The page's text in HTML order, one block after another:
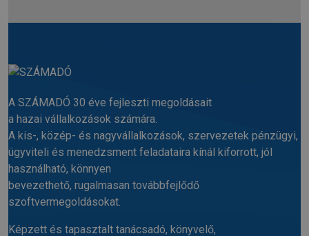
A SZÁMADÓ 30 éve fejleszti megoldásait
a hazai vállalkozások számára.
A kis-, közép- és nagyvállalkozások, szervezetek pénzügyi,
ügyviteli és menedzsment feladataira kínál kiforrott, jól
használható, könnyen
bevezethető, rugalmasan továbbfejlődő
szoftvermegoldásokat.
Képzett és tapasztalt tanácsadó, könyvelő,